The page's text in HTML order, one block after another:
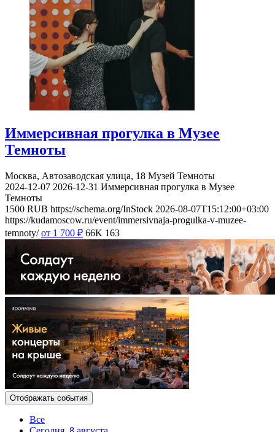
Иммерсивная прогулка в Музее
Темноты
Москва, Автозаводская улица, 18 Музей Темноты
2024-12-07 2026-12-31 Иммерсивная прогулка в Музее
Темноты
1500 RUB https://schema.org/InStock 2026-08-07T15:12:00+03:00
https://kudamoscow.ru/event/immersivnaja-progulka-v-muzee-
temnoty/ от 1 700 ₽ 66K 163
Отображать события
Все